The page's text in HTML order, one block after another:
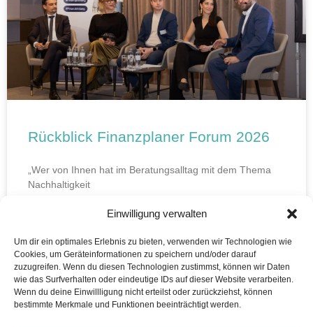
Einwilligung verwalten
Um dir ein optimales Erlebnis zu bieten, verwenden wir Technologien wie
Cookies, um Geräteinformationen zu speichern und/oder darauf
zuzugreifen. Wenn du diesen Technologien zustimmst, können wir Daten
wie das Surfverhalten oder eindeutige IDs auf dieser Website verarbeiten.
Wenn du deine Einwillligung nicht erteilst oder zurückziehst, können
bestimmte Merkmale und Funktionen beeinträchtigt werden.
Rückblick Finanzplaner Forum 2026
„Wer von Ihnen hat im Beratungsalltag mit dem Thema
Nachhaltigkeit
16. Juni 2026